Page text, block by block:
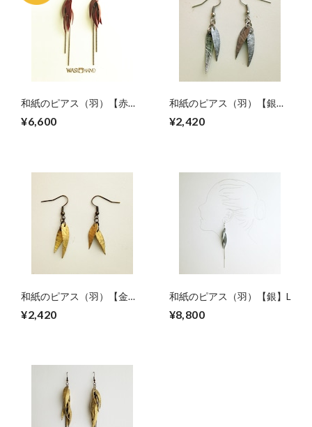
和紙のピアス（羽）【赤】
¥6,600
和紙のピアス（羽）【銀】
¥2,420
和紙のピアス（羽）【金】
¥2,420
和紙のピアス（羽）【銀】L
¥8,800